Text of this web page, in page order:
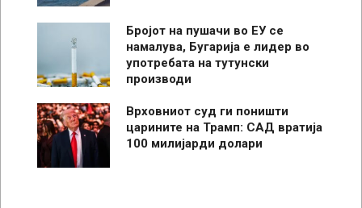
Бројот на пушачи во ЕУ се
намалува, Бугарија е лидер во
употребата на тутунски
производи
Врховниот суд ги поништи
царините на Трамп: САД вратија
100 милијарди долари